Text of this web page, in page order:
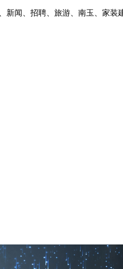
闻、招聘、旅游、南玉、家装